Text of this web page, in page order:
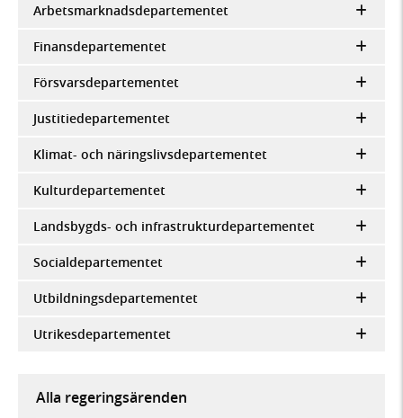
Arbetsmarknadsdepartementet
Finansdepartementet
Försvarsdepartementet
Justitiedepartementet
Klimat- och näringslivsdepartementet
Kulturdepartementet
Landsbygds- och infrastrukturdepartementet
Socialdepartementet
Utbildningsdepartementet
Utrikesdepartementet
Alla regeringsärenden